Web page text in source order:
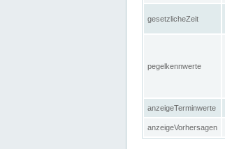
gesetzlicheZeit
pegelkennwerte
anzeigeTerminwerte
anzeigeVorhersagen